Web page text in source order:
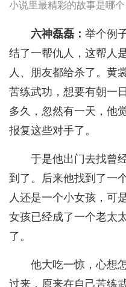
小说里最精彩的故事是哪个
六神磊磊： 举个例
结了一帮仇人，这帮人
人、朋友都给杀了。黄
苦练武功，想要有朝一
多久，忽然有一天，他
报复这些对手了。
于是他出门去找曾
到了。后来他找到了一
人还是一个小女孩，可
女孩已经成了一个老太
了。
他大吃一惊，心想
过来，原来在自己苦练